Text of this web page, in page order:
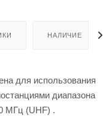
НАЛИЧИЕ
для использования
диапазона
МГц (UHF) .